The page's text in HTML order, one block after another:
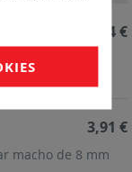
4,34 €
macho de 8 mm
3,91 €